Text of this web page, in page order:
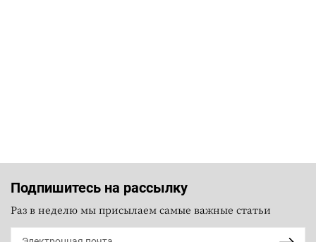
Подпишитесь на рассылку
Раз в неделю мы присылаем самые важные статьи